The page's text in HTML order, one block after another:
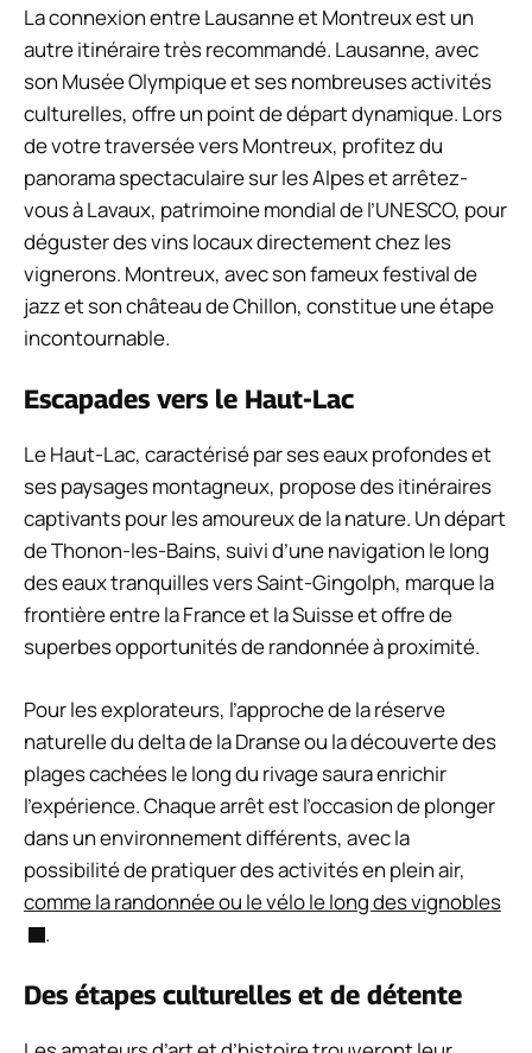
La connexion entre Lausanne et Montreux est un
autre itinéraire très recommandé. Lausanne, avec
son Musée Olympique et ses nombreuses activités
culturelles, offre un point de départ dynamique. Lors
de votre traversée vers Montreux, profitez du
panorama spectaculaire sur les Alpes et arrêtez-
vous à Lavaux, patrimoine mondial de l’UNESCO, pour
déguster des vins locaux directement chez les
vignerons. Montreux, avec son fameux festival de
jazz et son château de Chillon, constitue une étape
incontournable.
Escapades vers le Haut-Lac
Le Haut-Lac, caractérisé par ses eaux profondes et
ses paysages montagneux, propose des itinéraires
captivants pour les amoureux de la nature. Un départ
de Thonon-les-Bains, suivi d’une navigation le long
des eaux tranquilles vers Saint-Gingolph, marque la
frontière entre la France et la Suisse et offre de
superbes opportunités de randonnée à proximité.
Pour les explorateurs, l’approche de la réserve
naturelle du delta de la Dranse ou la découverte des
plages cachées le long du rivage saura enrichir
l’expérience. Chaque arrêt est l’occasion de plonger
dans un environnement différents, avec la
possibilité de pratiquer des activités en plein air,
comme la randonnée ou le vélo le long des vignobles
.
Des étapes culturelles et de détente